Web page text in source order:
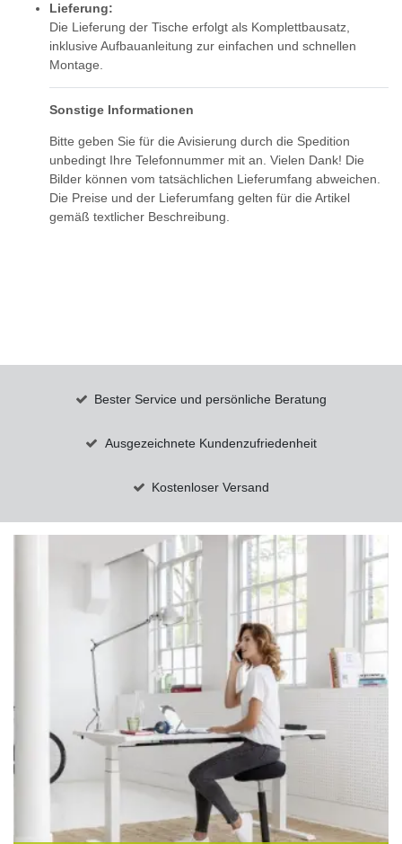
Lieferung:
Die Lieferung der Tische erfolgt als Komplettbausatz,
inklusive Aufbauanleitung zur einfachen und schnellen
Montage.
Sonstige Informationen
Bitte geben Sie für die Avisierung durch die Spedition
unbedingt Ihre Telefonnummer mit an. Vielen Dank! Die
Bilder können vom tatsächlichen Lieferumfang abweichen.
Die Preise und der Lieferumfang gelten für die Artikel
gemäß textlicher Beschreibung.
Bester Service und persönliche Beratung
Ausgezeichnete Kundenzufriedenheit
Kostenloser Versand